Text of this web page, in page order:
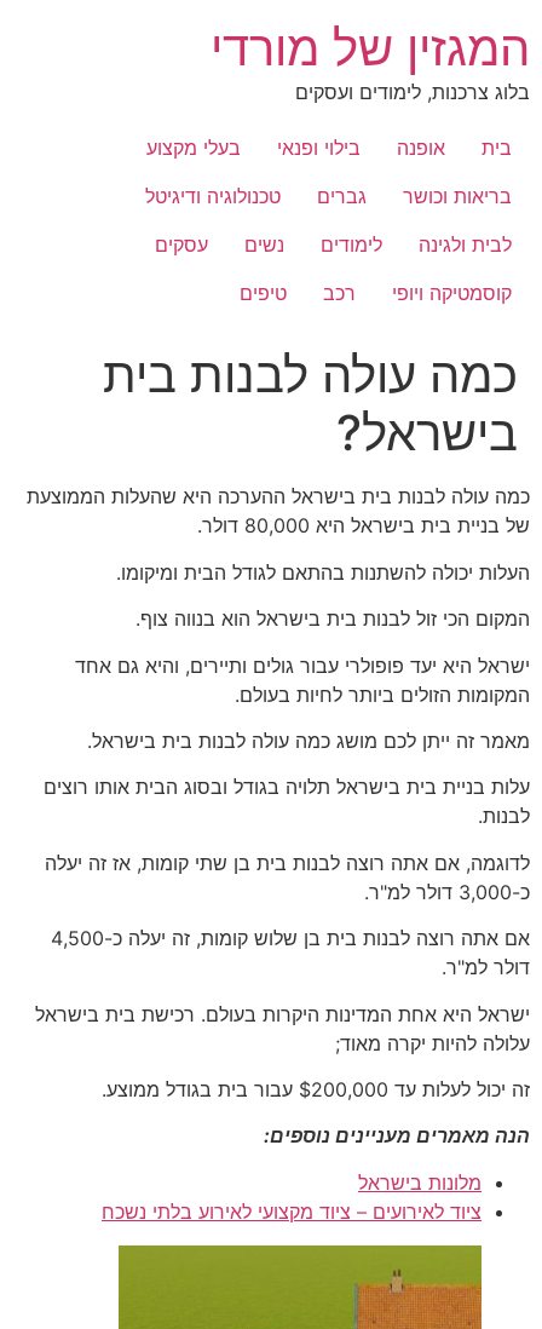
לתוכן
המגזין של מורדי
בלוג צרכנות, לימודים ועסקים
בית אופנה בילוי ופנאי
בעלי מקצוע
בריאות וכושר
גברים
טכנולוגיה ודיגיטל
לבית ולגינה
לימודים נשים
עסקים
קוסמטיקה ויופי
רכב טיפים
כמה עולה לבנות בית
בישראל?
כמה עולה לבנות בית בישראל ההערכה היא שהעלות הממוצעת
של בניית בית בישראל היא 80,000 דולר.
העלות יכולה להשתנות בהתאם לגודל הבית ומיקומו.
המקום הכי זול לבנות בית בישראל הוא בנווה צוף.
ישראל היא יעד פופולרי עבור גולים ותיירים, והיא גם אחד
המקומות הזולים ביותר לחיות בעולם.
מאמר זה ייתן לכם מושג כמה עולה לבנות בית בישראל.
עלות בניית בית בישראל תלויה בגודל ובסוג הבית אותו רוצים
לבנות.
לדוגמה, אם אתה רוצה לבנות בית בן שתי קומות, אז זה יעלה
כ-3,000 דולר למ"ר.
אם אתה רוצה לבנות בית בן שלוש קומות, זה יעלה כ-4,500
דולר למ"ר.
ישראל היא אחת המדינות היקרות בעולם. רכישת בית בישראל
עלולה להיות יקרה מאוד;
זה יכול לעלות עד $200,000 עבור בית בגודל ממוצע.
הנה מאמרים מעניינים נוספים:
מלונות בישראל
ציוד לאירועים – ציוד מקצועי לאירוע בלתי נשכח